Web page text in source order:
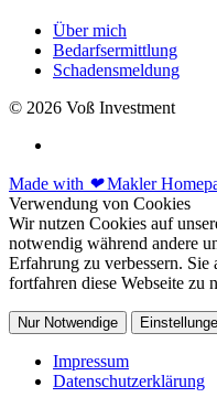
Über mich
Bedarfsermittlung
Schadensmeldung
© 2026 Voß Investment
Made with ❤Makler
Verwendung von Cookies
Wir nutzen Cookies auf
notwendig während andere
Erfahrung zu verbessern.
fortfahren diese Webseite zu
Nur Notwendige
Impressum
Datenschutzerklärung